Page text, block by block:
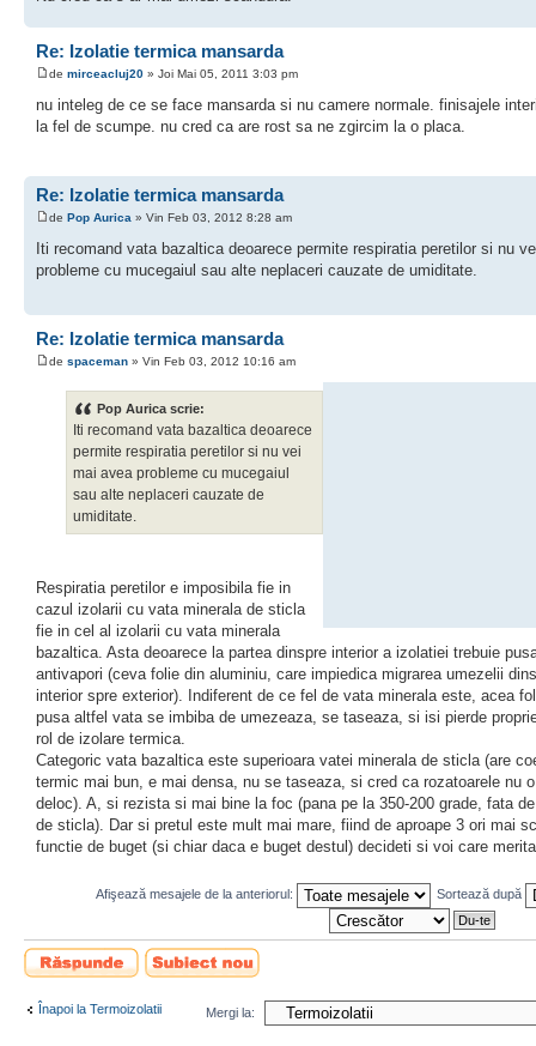
Re: Izolatie termica mansarda
de mirceacluj20 » Joi Mai 05, 2011 3:03 pm
nu inteleg de ce se face mansarda si nu camere normale. finisajele
la fel de scumpe. nu cred ca are rost sa ne zgircim la o placa.
Re: Izolatie termica mansarda
de Pop Aurica » Vin Feb 03, 2012 8:28 am
Iti recomand vata bazaltica deoarece permite respiratia peretilor si nu
probleme cu mucegaiul sau alte neplaceri cauzate de umiditate.
Re: Izolatie termica mansarda
de spaceman » Vin Feb 03, 2012 10:16 am
Pop Aurica scrie:
Iti recomand vata bazaltica deoarece
permite respiratia peretilor si nu vei
mai avea probleme cu mucegaiul
sau alte neplaceri cauzate de
umiditate.
Respiratia peretilor e imposibila fie in
cazul izolarii cu vata minerala de sticla
fie in cel al izolarii cu vata minerala
bazaltica. Asta deoarece la partea dinspre interior a izolatiei trebuie
antivapori (ceva folie din aluminiu, care impiedica migrarea umezelii
interior spre exterior). Indiferent de ce fel de vata minerala este, acea
pusa altfel vata se imbiba de umezeaza, se taseaza, si isi pierde
rol de izolare termica.
Categoric vata bazaltica este superioara vatei minerala de sticla (are
termic mai bun, e mai densa, nu se taseaza, si cred ca rozatoarele nu
deloc). A, si rezista si mai bine la foc (pana pe la 350-200 grade, fata
de sticla). Dar si pretul este mult mai mare, fiind de aproape 3 ori mai
functie de buget (si chiar daca e buget destul) decideti si voi care
Afişează mesajele de la anteriorul: Sortează după
Scrie un răspuns
Scrie un subiect
nou
Înapoi la Termoizolatii Mergi la: